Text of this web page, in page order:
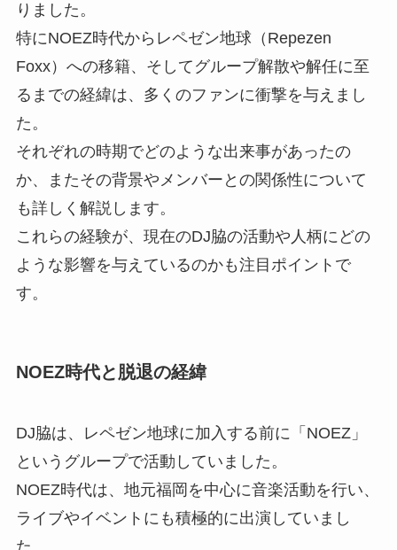
りました。
特にNOEZ時代からレペゼン地球（Repezen
Foxx）への移籍、そしてグループ解散や解任に至
るまでの経緯は、多くのファンに衝撃を与えまし
た。
それぞれの時期でどのような出来事があったの
か、またその背景やメンバーとの関係性について
も詳しく解説します。
これらの経験が、現在のDJ脇の活動や人柄にどの
ような影響を与えているのかも注目ポイントで
す。
NOEZ時代と脱退の経緯
DJ脇は、レペゼン地球に加入する前に「NOEZ」
というグループで活動していました。
NOEZ時代は、地元福岡を中心に音楽活動を行い、
ライブやイベントにも積極的に出演していまし
た。